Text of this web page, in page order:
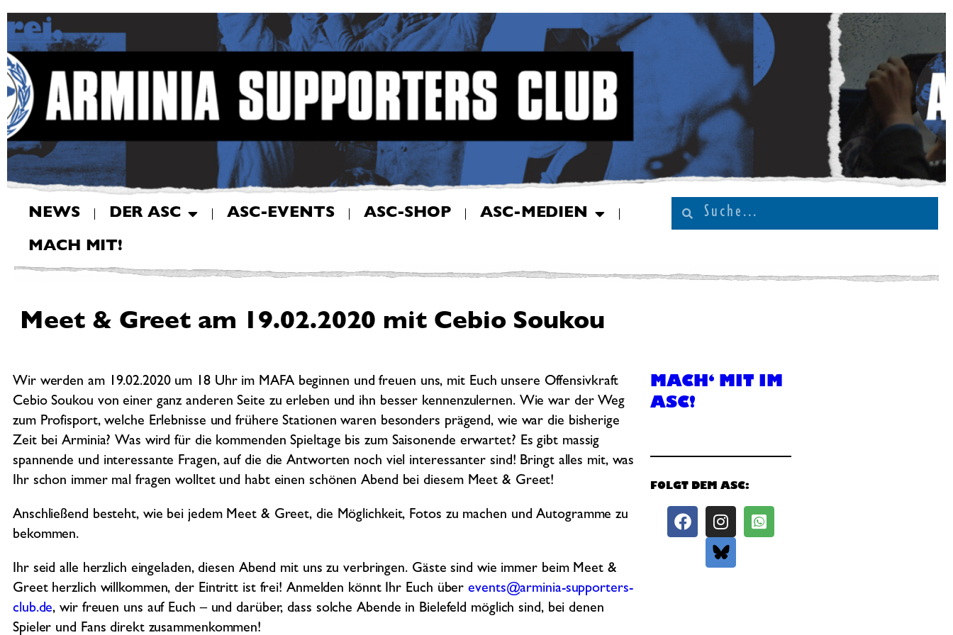
NEWS DER ASC ASC-EVENTS ASC-SHOP ASC-MEDIEN
MACH MIT!
Meet & Greet am 19.02.2020 mit Cebio Soukou
Wir werden am 19.02.2020 um 18 Uhr im MAFA beginnen und freuen uns, mit Euch unsere Offensivkraft
Cebio Soukou von einer ganz anderen Seite zu erleben und ihn besser kennenzulernen. Wie war der Weg
zum Profisport, welche Erlebnisse und frühere Stationen waren besonders prägend, wie war die bisherige
Zeit bei Arminia? Was wird für die kommenden Spieltage bis zum Saisonende erwartet? Es gibt massig
spannende und interessante Fragen, auf die die Antworten noch viel interessanter sind! Bringt alles mit, was
Ihr schon immer mal fragen wolltet und habt einen schönen Abend bei diesem Meet & Greet!
Anschließend besteht, wie bei jedem Meet & Greet, die Möglichkeit, Fotos zu machen und Autogramme zu
bekommen.
Ihr seid alle herzlich eingeladen, diesen Abend mit uns zu verbringen. Gäste sind wie immer beim Meet &
Greet herzlich willkommen, der Eintritt ist frei! Anmelden könnt Ihr Euch überevents@arminia-supporters-
club.de, wir freuen uns auf Euch – und darüber, dass solche Abende in Bielefeld möglich sind, bei denen
Spieler und Fans direkt zusammenkommen!
MACH‘ MIT IM
ASC!
FOLGT DEM ASC: